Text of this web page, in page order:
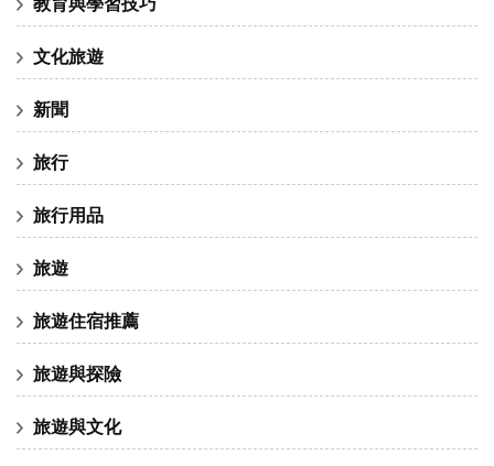
文化旅遊
新聞
旅行
旅行用品
旅遊
旅遊住宿推薦
旅遊與探險
旅遊與文化